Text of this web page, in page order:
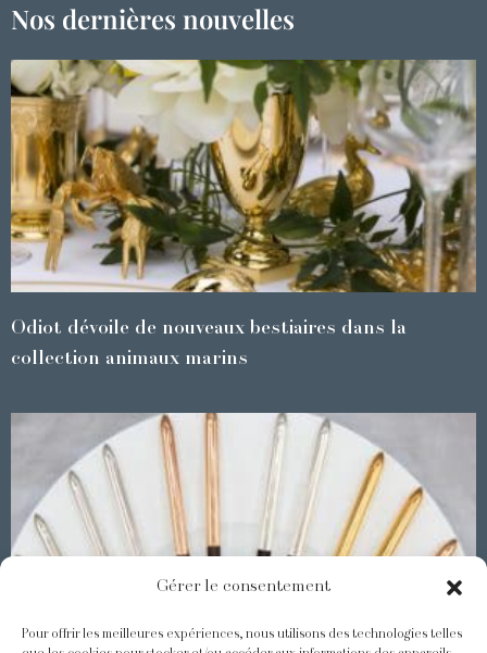
Gérer le consentement
Pour offrir les meilleures expériences, nous utilisons des technologies telles
Nos dernières nouvelles
Odiot dévoile de nouveaux bestiaires dans la
collection animaux marins